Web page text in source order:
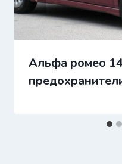
Альфа ромео